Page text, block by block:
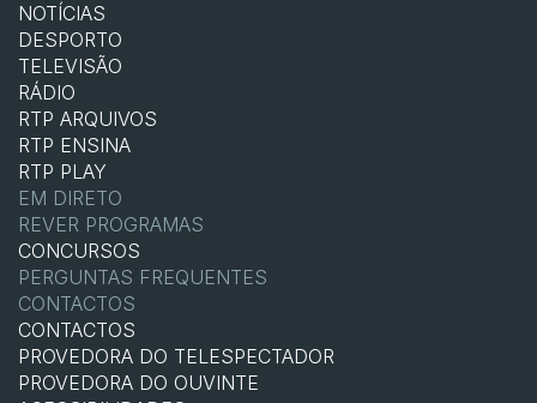
NOTÍCIAS
DESPORTO
TELEVISÃO
RÁDIO
RTP ARQUIVOS
RTP ENSINA
RTP PLAY
EM DIRETO
REVER PROGRAMAS
CONCURSOS
PERGUNTAS FREQUENTES
CONTACTOS
CONTACTOS
PROVEDORA DO TELESPECTADOR
PROVEDORA DO OUVINTE